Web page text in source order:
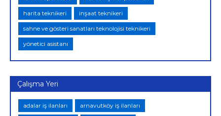
harita teknikeri inşaat teknikeri
sahne ve gösteri sanatları teknolojisi teknikeri
yönetici asistanı
Çalışma Yeri
adalar iş ilanları arnavutköy iş ilanları